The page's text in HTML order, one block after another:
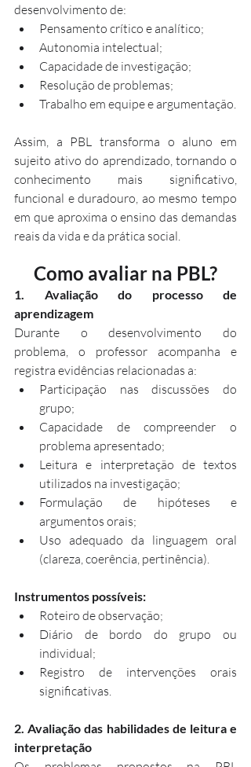
desenvolvimento de:
Pensamento crítico e analítico;
Autonomia intelectual;
Capacidade de investigação;
Resolução de problemas;
Trabalho em equipe e argumentação.
Assim, a PBL transforma o aluno em
sujeito ativo do aprendizado, tornando o
conhecimento mais significativo,
funcional e duradouro, ao mesmo tempo
em que aproxima o ensino das demandas
reais da vida e da prática social.
Como avaliar na PBL?
1. Avaliação do processo de
aprendizagem
Durante o desenvolvimento do
problema, o professor acompanha e
registra evidências relacionadas a:
Participação nas discussões do
grupo;
Capacidade de compreender o
problema apresentado;
Leitura e interpretação de textos
utilizados na investigação;
Formulação de hipóteses e
argumentos orais;
Uso adequado da linguagem oral
(clareza, coerência, pertinência).
Instrumentos possíveis:
Roteiro de observação;
Diário de bordo do grupo ou
individual;
Registro de intervenções orais
significativas.
2. Avaliação das habilidades de leitura e
interpretação